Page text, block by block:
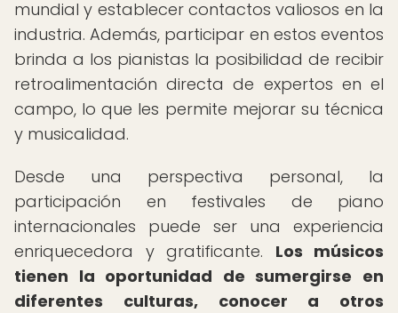
mundial y establecer contactos valiosos en la
industria. Además, participar en estos eventos
brinda a los pianistas la posibilidad de recibir
retroalimentación directa de expertos en el
campo, lo que les permite mejorar su técnica
y musicalidad.
Desde una perspectiva personal, la
participación en festivales de piano
internacionales puede ser una experiencia
enriquecedora y gratificante. Los músicos
tienen la oportunidad de sumergirse en
diferentes culturas, conocer a otros